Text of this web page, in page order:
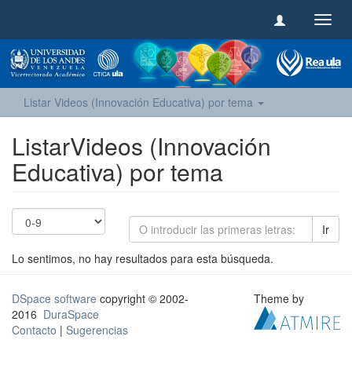
Listar Videos (Innovación Educativa) por tema
ListarVideos (Innovación
Educativa) por tema
Ir
Lo sentimos, no hay resultados para esta búsqueda.
DSpace software copyright © 2002-
2016 DuraSpace
Contacto | Sugerencias
Theme by